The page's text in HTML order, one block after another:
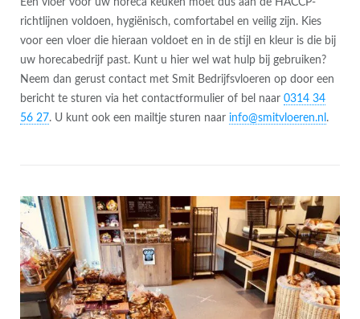
richtlijnen voldoen, hygiënisch, comfortabel en veilig zijn. Kies
voor een vloer die hieraan voldoet en in de stijl en kleur is die bij
uw horecabedrijf past. Kunt u hier wel wat hulp bij gebruiken?
Neem dan gerust contact met Smit Bedrijfsvloeren op door een
bericht te sturen via het contactformulier of bel naar 0314 34
56 27. U kunt ook een mailtje sturen naar info@smitvloeren.nl .